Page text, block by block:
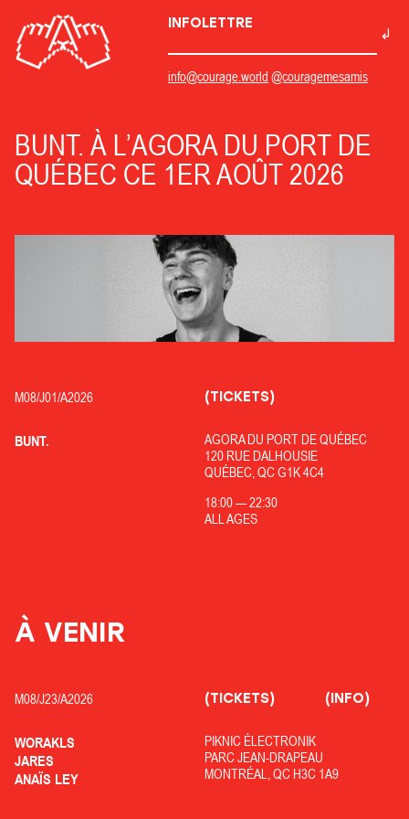
INFOLETTRE
info@courage.world @couragemesamis
BUNT. À L’AGORA DU PORT DE
QUÉBEC CE 1ER AOÛT 2026
M08/J01/A2026
BUNT.
AGORA DU PORT DE QUÉBEC
120 RUE DALHOUSIE
QUÉBEC, QC G1K 4C4
18:00—22:30
ALL AGES
(TICKETS)
À VENIR
M08/J23/A2026
WORAKLS
JARES
ANAÏS LEY
PIKNIC ÉLECTRONIK
PARC JEAN-DRAPEAU
MONTRÉAL, QC H3C 1A9
(TICKETS) (INFO)